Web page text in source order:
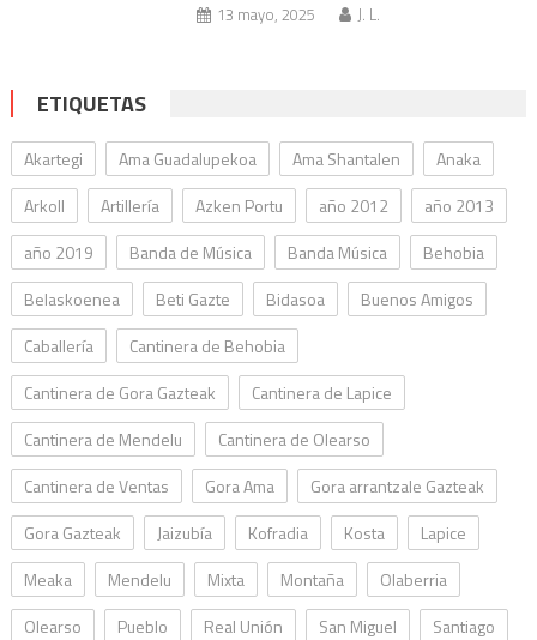
13 mayo, 2025 J. L.
ETIQUETAS
Akartegi Ama Guadalupekoa Ama Shantalen
Anaka
Arkoll
Artillería Azken Portu año 2012
año 2013
año 2019
Banda de Música Banda Música
Behobia
Belaskoenea
Beti Gazte Bidasoa
Buenos Amigos
Caballería
Cantinera de Behobia
Cantinera de Gora Gazteak
Cantinera de Lapice
Cantinera de Mendelu
Cantinera de Olearso
Cantinera de Ventas
Gora Ama
Gora arrantzale Gazteak
Gora Gazteak
Jaizubía Kofradia Kosta
Lapice
Meaka
Mendelu Mixta Montaña
Olaberria
Olearso
Pueblo Real Unión San Miguel
Santiago